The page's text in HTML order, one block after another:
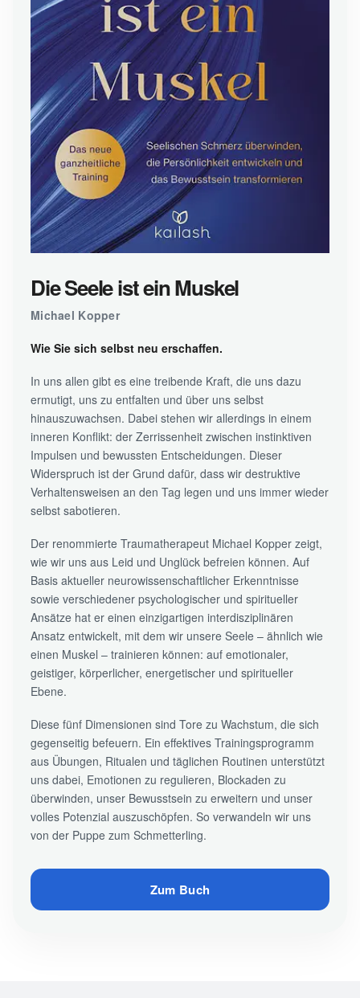
Die Seele ist ein Muskel
Michael Kopper
Wie Sie sich selbst neu erschaffen.
In uns allen gibt es eine treibende Kraft, die uns dazu
ermutigt, uns zu entfalten und über uns selbst
hinauszuwachsen. Dabei stehen wir allerdings in einem
inneren Konflikt: der Zerrissenheit zwischen instinktiven
Impulsen und bewussten Entscheidungen. Dieser
Widerspruch ist der Grund dafür, dass wir destruktive
Verhaltensweisen an den Tag legen und uns immer wieder
selbst sabotieren.
Der renommierte Traumatherapeut Michael Kopper zeigt,
wie wir uns aus Leid und Unglück befreien können. Auf
Basis aktueller neurowissenschaftlicher Erkenntnisse
sowie verschiedener psychologischer und spiritueller
Ansätze hat er einen einzigartigen interdisziplinären
Ansatz entwickelt, mit dem wir unsere Seele – ähnlich wie
einen Muskel – trainieren können: auf emotionaler,
geistiger, körperlicher, energetischer und spiritueller
Ebene.
Diese fünf Dimensionen sind Tore zu Wachstum, die sich
gegenseitig befeuern. Ein effektives Trainingsprogramm
aus Übungen, Ritualen und täglichen Routinen unterstützt
uns dabei, Emotionen zu regulieren, Blockaden zu
überwinden, unser Bewusstsein zu erweitern und unser
volles Potenzial auszuschöpfen. So verwandeln wir uns
von der Puppe zum Schmetterling.
Zum Buch